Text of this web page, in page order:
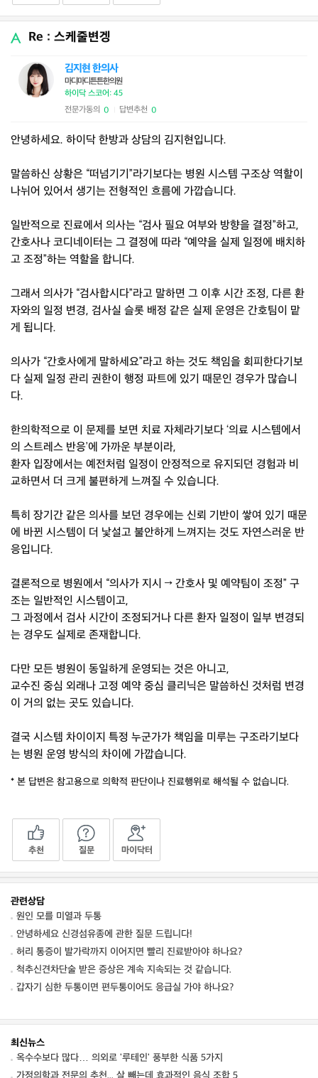
Re : 스케줄변겡
김지현 한의사
마디마디튼튼한의원
하이닥 스코어: 45
전문가동의 0 답변추천 0
안녕하세요. 하이닥 한방과 상담의 김지현입니다.
말씀하신 상황은 “떠넘기기”라기보다는 병원 시스템 구조상 역할이
나뉘어 있어서 생기는 전형적인 흐름에 가깝습니다.
일반적으로 진료에서 의사는 “검사 필요 여부와 방향을 결정”하고,
간호사나 코디네이터는 그 결정에 따라 “예약을 실제 일정에 배치하
고 조정”하는 역할을 합니다.
그래서 의사가 “검사합시다”라고 말하면 그 이후 시간 조정, 다른 환
자와의 일정 변경, 검사실 슬롯 배정 같은 실제 운영은 간호팀이 맡
게 됩니다.
의사가 “간호사에게 말하세요”라고 하는 것도 책임을 회피한다기보
다 실제 일정 관리 권한이 행정 파트에 있기 때문인 경우가 많습니
다.
한의학적으로 이 문제를 보면 치료 자체라기보다 ‘의료 시스템에서
의 스트레스 반응’에 가까운 부분이라,
환자 입장에서는 예전처럼 일정이 안정적으로 유지되던 경험과 비
교하면서 더 크게 불편하게 느껴질 수 있습니다.
특히 장기간 같은 의사를 보던 경우에는 신뢰 기반이 쌓여 있기 때문
에 바뀐 시스템이 더 낯설고 불안하게 느껴지는 것도 자연스러운 반
응입니다.
결론적으로 병원에서 “의사가 지시 → 간호사 및 예약팀이 조정” 구
조는 일반적인 시스템이고,
그 과정에서 검사 시간이 조정되거나 다른 환자 일정이 일부 변경되
는 경우도 실제로 존재합니다.
다만 모든 병원이 동일하게 운영되는 것은 아니고,
교수진 중심 외래나 고정 예약 중심 클리닉은 말씀하신 것처럼 변경
이 거의 없는 곳도 있습니다.
결국 시스템 차이이지 특정 누군가가 책임을 미루는 구조라기보다
는 병원 운영 방식의 차이에 가깝습니다.
* 본 답변은 참고용으로 의학적 판단이나 진료행위로 해석될 수 없습니다.
추천 질문 마이닥터
관련상담
원인 모를 미열과 두통
안녕하세요 신경섬유종에 관한 질문 드립니다!
허리 통증이 발가락까지 이어지면 빨리 진료받아야 하나요?
척추신견차단술 받은 증상은 계속 지속되는 것 같습니다.
갑자기 심한 두통이면 편두통이어도 응급실 가야 하나요?
최신뉴스
옥수수보다 많다… 의외로 '루테인' 풍부한 식품 5가지
가정의학과 전문의 추천... 살 빼는데 효과적인 음식 조합 5